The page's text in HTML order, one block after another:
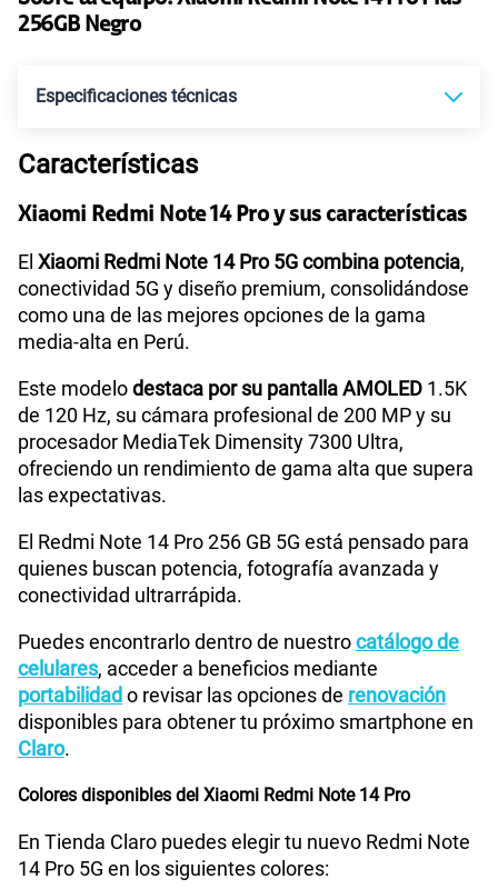
Paga solo
256GB Negro
Especificaciones técnicas
Tecnología de Pantalla
Sistema operativo Android 14
Procesador
Tamaño de Pantalla 6.67"
WiFI
Bluetooth
Cámara de fotos Principal 200+8+2
Radio FM No
Características
Xiaomi Redmi Note 14 Pro y sus características
El Xiaomi Redmi Note 14 Pro 5G combina potencia,
conectividad 5G y diseño premium, consolidándose
como una de las mejores opciones de la gama
media-alta en Perú.
Este modelodestaca por su pantalla AMOLED 1.5K
de 120 Hz, su cámara profesional de 200 MP y su
procesador MediaTek Dimensity 7300 Ultra,
ofreciendo un rendimiento de gama alta que supera
las expectativas.
El Redmi Note 14 Pro 256 GB 5G está pensado para
quienes buscan potencia, fotografía avanzada y
conectividad ultrarrápida.
Puedes encontrarlo dentro de nuestrocatálogo de
celulares, acceder a beneficios mediante
portabilidado revisar las opciones de renovación
disponibles para obtener tu próximo smartphone en
Claro.
Colores disponibles del Xiaomi Redmi Note 14 Pro
En Tienda Claro puedes elegir tu nuevo Redmi Note
14 Pro 5G en los siguientes colores: